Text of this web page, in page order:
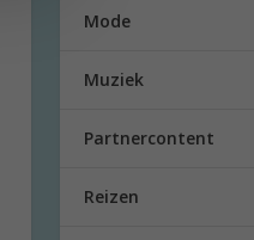
Mode
Muziek
Partnercontent
Reizen